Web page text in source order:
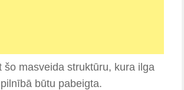
masveida struktūru, kura ilga
būtu pabeigta.